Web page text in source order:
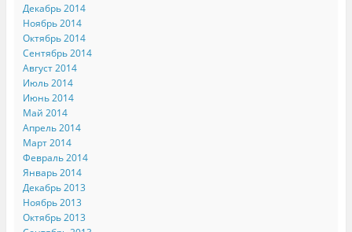
Декабрь 2014
Ноябрь 2014
Октябрь 2014
Сентябрь 2014
Август 2014
Июль 2014
Июнь 2014
Май 2014
Апрель 2014
Март 2014
Февраль 2014
Январь 2014
Декабрь 2013
Ноябрь 2013
Октябрь 2013